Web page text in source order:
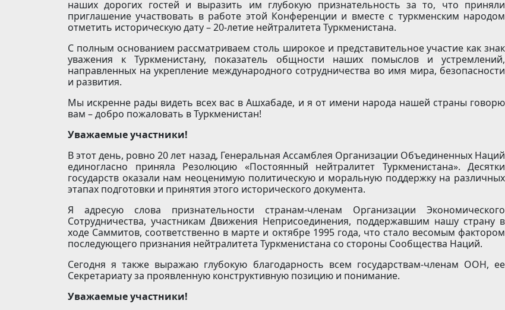
наших дорогих гостей и выразить им глубокую признательность за то, что приняли
приглашение участвовать в работе этой Конференции и вместе с туркменским народом
отметить историческую дату – 20-летие нейтралитета Туркменистана.
С полным основанием рассматриваем столь широкое и представительное участие как знак
уважения к Туркменистану, показатель общности наших помыслов и устремлений,
направленных на укрепление международного сотрудничества во имя мира, безопасности
и развития.
Мы искренне рады видеть всех вас в Ашхабаде, и я от имени народа нашей страны говорю
вам – добро пожаловать в Туркменистан!
Уважаемые участники!
В этот день, ровно 20 лет назад, Генеральная Ассамблея Организации Объединенных Наций
единогласно приняла Резолюцию «Постоянный нейтралитет Туркменистана». Десятки
государств оказали нам неоценимую политическую и моральную поддержку на различных
этапах подготовки и принятия этого исторического документа.
Я адресую слова признательности странам-членам Организации Экономического
Сотрудничества, участникам Движения Неприсоединения, поддержавшим нашу страну в
ходе Саммитов, соответственно в марте и октябре 1995 года, что стало весомым фактором
последующего признания нейтралитета Туркменистана со стороны Сообщества Наций.
Сегодня я также выражаю глубокую благодарность всем государствам-членам ООН, ее
Секретариату за проявленную конструктивную позицию и понимание.
Уважаемые участники!